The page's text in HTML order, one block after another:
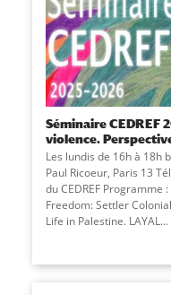
Séminaire CEDREF
violence.
Les lundis de 16h à 18h
Paul Ricoeur, Paris 13
du CEDREF Programme
Freedom: Settler
Life in Palestine. LAYAL...